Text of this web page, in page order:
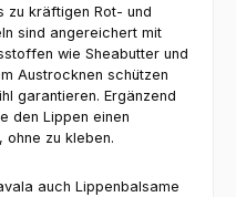
zu kräftigen Rot- und
sind angereichert mit
wie Sheabutter und
Austrocknen schützen
garantieren. Ergänzend
den Lippen einen
ohne zu kleben.
auch Lippenbalsame